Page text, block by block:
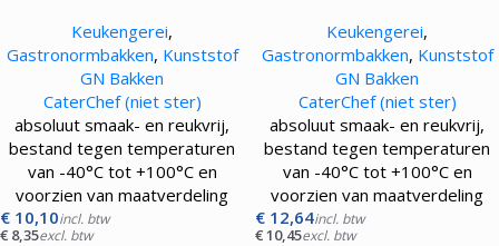
transparant
Keukengerei,
Gastronormbakken, Kunststof
GN Bakken
CaterChef (niet ster)
absoluut smaak- en reukvrij,
bestand tegen temperaturen
van -40°C tot +100°C en
voorzien van maatverdeling
€ 10,10incl. btw
€ 8,35excl. btw
transparant
Keukengerei,
Gastronormbakken, Kunststof
GN Bakken
CaterChef (niet ster)
absoluut smaak- en reukvrij,
bestand tegen temperaturen
van -40°C tot +100°C en
voorzien van maatverdeling
€ 12,64incl. btw
€10,45excl. btw